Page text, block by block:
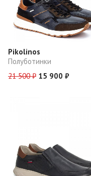
Pikolinos
Полуботинки
21 500 ₽ 15 900 ₽